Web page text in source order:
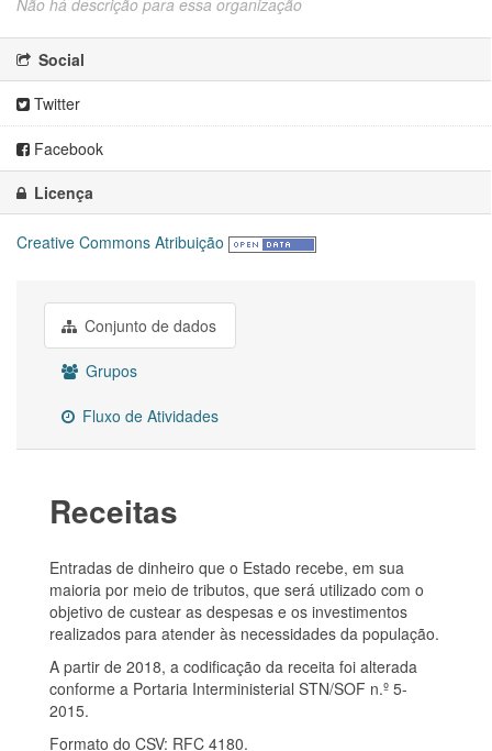
Não há descrição para essa organização
Social
Twitter
Facebook
Licença
Creative Commons Atribuição
Conjunto de dados
Grupos
Fluxo de Atividades
Receitas
Entradas de dinheiro que o Estado recebe, em sua
maioria por meio de tributos, que será utilizado com o
objetivo de custear as despesas e os investimentos
realizados para atender às necessidades da população.
A partir de 2018, a codificação da receita foi alterada
conforme a Portaria Interministerial STN/SOF n.º 5-
2015.
Formato do CSV: RFC 4180.